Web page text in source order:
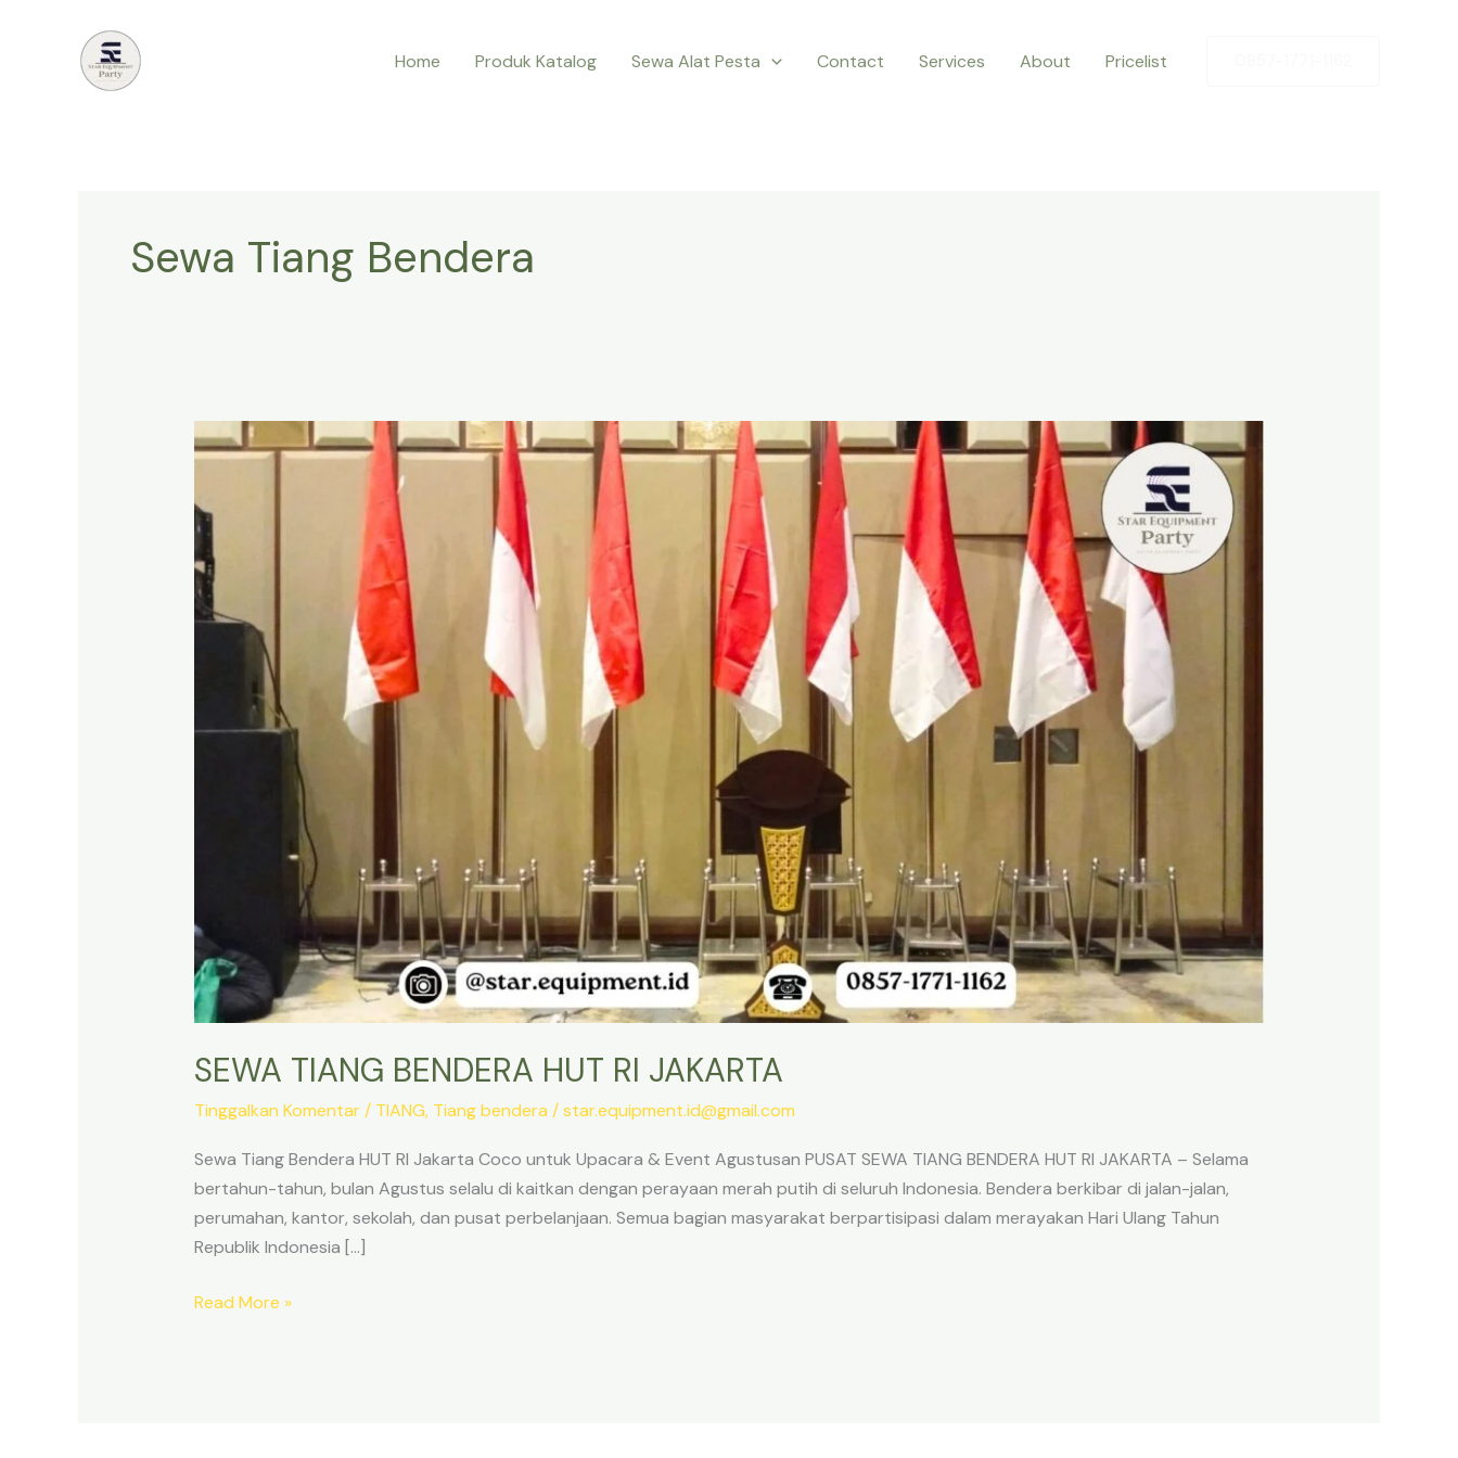
Home Produk Katalog Sewa Alat Pesta Contact Services About Pricelist
Sewa Tiang Bendera
SEWA TIANG BENDERA HUT RI JAKARTA
Tinggalkan Komentar / TIANG, Tiang bendera /star.equipment.id@gmail.com
Sewa Tiang Bendera HUT RI Jakarta Coco untuk Upacara & Event Agustusan PUSAT SEWA TIANG BENDERA HUT RI JAKARTA – Selama
bertahun-tahun, bulan Agustus selalu di kaitkan dengan perayaan merah putih di seluruh Indonesia. Bendera berkibar di jalan-jalan,
perumahan, kantor, sekolah, dan pusat perbelanjaan. Semua bagian masyarakat berpartisipasi dalam merayakan Hari Ulang Tahun
Republik Indonesia […]
SEWA
Read More »